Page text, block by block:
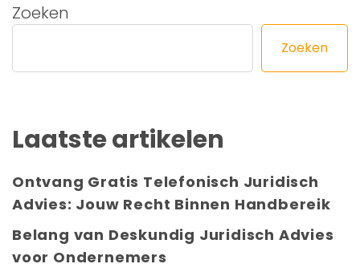
Zoeken
Zoeken
Laatste artikelen
Ontvang Gratis Telefonisch Juridisch
Advies: Jouw Recht Binnen Handbereik
Belang van Deskundig Juridisch Advies
voor Ondernemers